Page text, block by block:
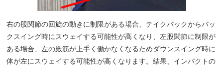
右の股関節の回旋の動きに制限がある場合、テイクバックからバッ
クスイング時にスウェイする可能性が高くなり、左股関節に制限が
ある場合、左の殿筋が上手く働かなくなるためダウンスイング時に
体が左にスウェイする可能性が高くなります。結果、インパクトの